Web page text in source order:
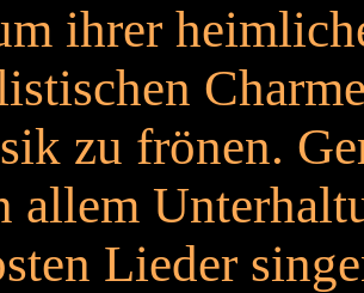
ihrer
zu frönen.
allem
Lieder